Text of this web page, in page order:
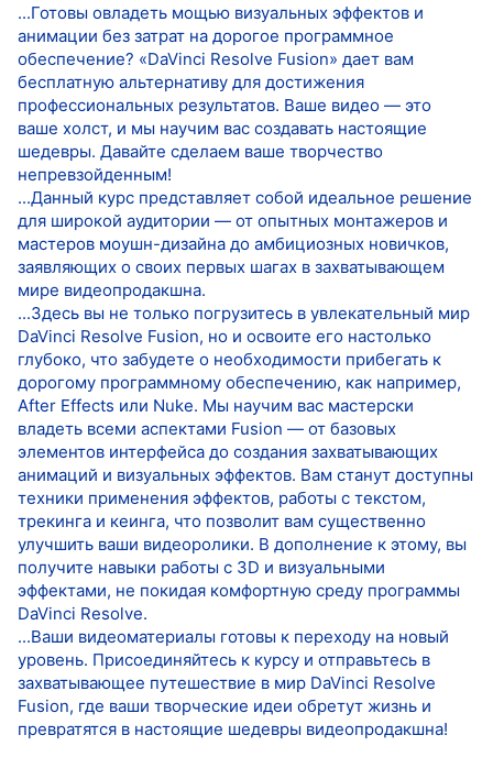
...Готовы овладеть мощью визуальных эффектов и
анимации без затрат на дорогое программное
обеспечение? «DaVinci Resolve Fusion» дает вам
бесплатную альтернативу для достижения
профессиональных результатов. Ваше видео — это
ваше холст, и мы научим вас создавать настоящие
шедевры. Давайте сделаем ваше творчество
непревзойденным!
...Данный курс представляет собой идеальное решение
для широкой аудитории — от опытных монтажеров и
мастеров моушн-дизайна до амбициозных новичков,
заявляющих о своих первых шагах в захватывающем
мире видеопродакшна.
...Здесь вы не только погрузитесь в увлекательный мир
DaVinci Resolve Fusion, но и освоите его настолько
глубоко, что забудете о необходимости прибегать к
дорогому программному обеспечению, как например,
After Effects или Nuke. Мы научим вас мастерски
владеть всеми аспектами Fusion — от базовых
элементов интерфейса до создания захватывающих
анимаций и визуальных эффектов. Вам станут доступны
техники применения эффектов, работы с текстом,
трекинга и кеинга, что позволит вам существенно
улучшить ваши видеоролики. В дополнение к этому, вы
получите навыки работы с 3D и визуальными
эффектами, не покидая комфортную среду программы
DaVinci Resolve.
...Ваши видеоматериалы готовы к переходу на новый
уровень. Присоединяйтесь к курсу и отправьтесь в
захватывающее путешествие в мир DaVinci Resolve
Fusion, где ваши творческие идеи обретут жизнь и
превратятся в настоящие шедевры видеопродакшна!